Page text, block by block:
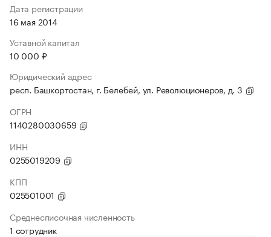
Дата регистрации
16 мая 2014
Уставной капитал
10 000 ₽
Юридический адрес
респ. Башкортостан, г. Белебей, ул. Революционеров, д. 3
ОГРН
1140280030659
ИНН
0255019209
КПП
025501001
Среднесписочная численность
1 сотрудник